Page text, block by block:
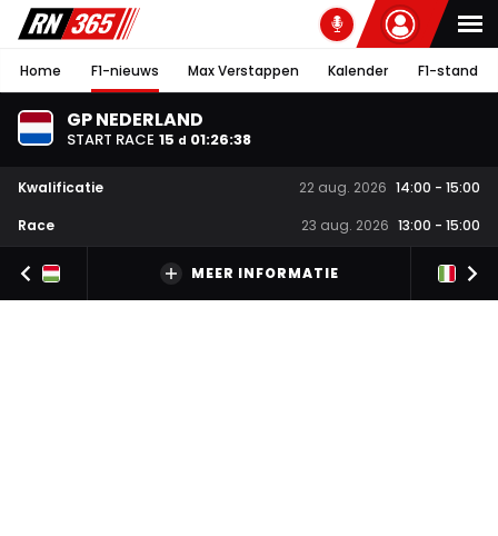
Home F1-nieuws Max Verstappen Kalender F1-stand
GP NEDERLAND
START RACE 15 d 01:26:37
Kwalificatie 22 aug. 2026 14:00 - 15:00
Race
23 aug. 2026 13:00 - 15:00
MEER INFORMATIE